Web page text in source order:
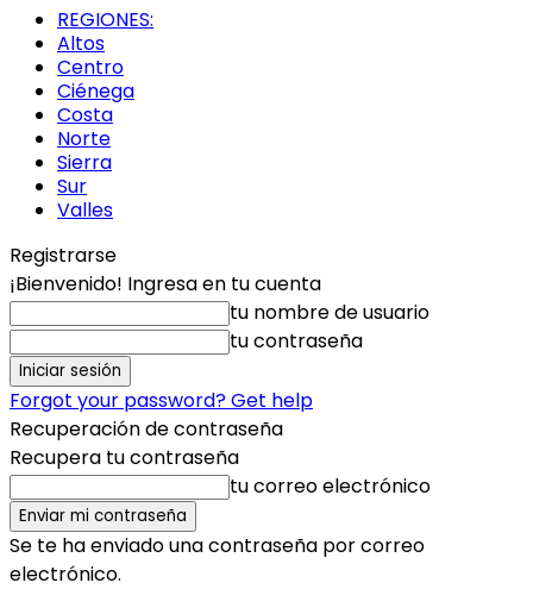
REGIONES:
Altos
Centro
Ciénega
Costa
Norte
Sierra
Sur
Valles
Registrarse
¡Bienvenido! Ingresa en tu cuenta
tu nombre de usuario
tu contraseña
Forgot your password? Get help
Recuperación de contraseña
Recupera tu contraseña
tu correo electrónico
Se te ha enviado una contraseña por correo
electrónico.